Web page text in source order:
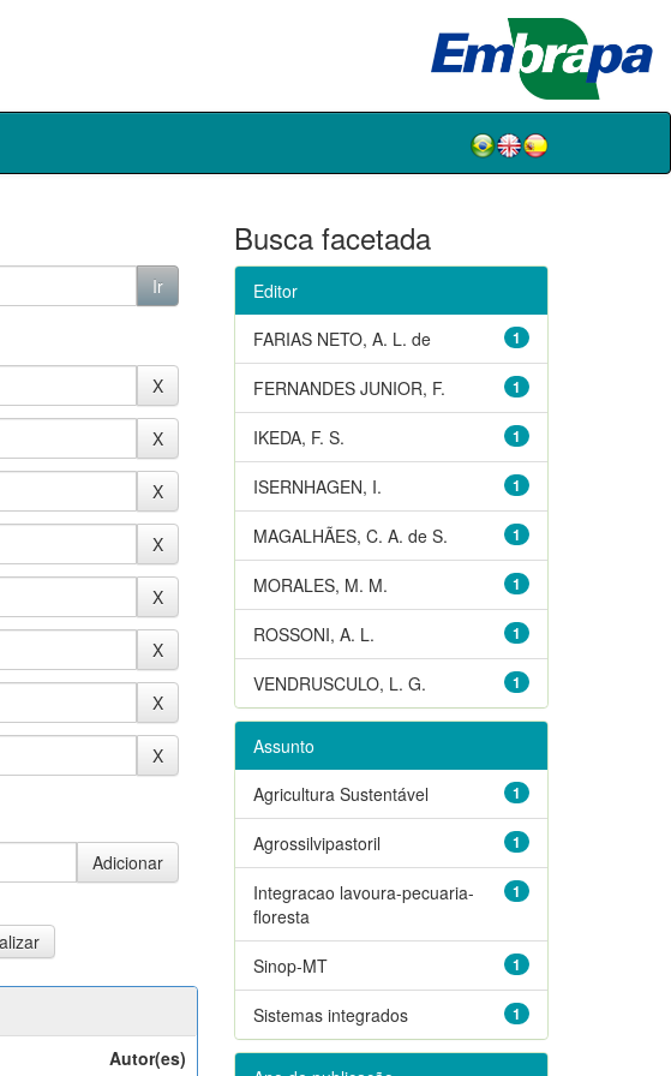
Autor(es)
Busca facetada
Editor
1
FARIAS NETO, A. L. de
1
FERNANDES JUNIOR, F.
1
IKEDA, F. S.
1
ISERNHAGEN, I.
1
MAGALHÃES, C. A. de S.
1
MORALES, M. M.
1
ROSSONI, A. L.
1
VENDRUSCULO, L. G.
Assunto
1
Agricultura Sustentável
1
Agrossilvipastoril
1
Integracao lavoura-pecuaria-
floresta
1
Sinop-MT
1
Sistemas integrados